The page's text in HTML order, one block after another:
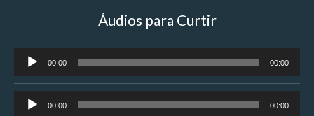
Áudios para Curtir
Tocador
de
áudio
00:00 00:00
Tocador 00:00 00:00